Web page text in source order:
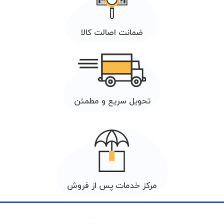
ضمانت اصالت کالا
تحویل سریع و مطمئن
مرکز خدمات پس از فروش